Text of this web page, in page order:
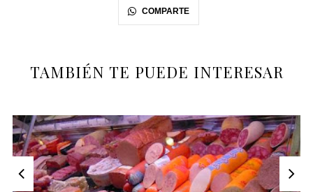
COMPARTE
TAMBIÉN TE PUEDE INTERESAR